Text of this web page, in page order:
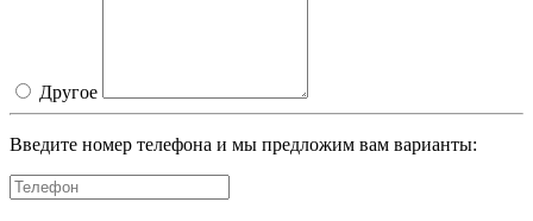
Другое
Введите номер телефона и мы предложим вам варианты: